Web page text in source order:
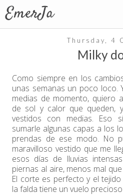
Thursday, 4
Milky
Como siempre en los
unas semanas un poco loco.
medias de momento, quiero
de sol y calor que queden,
vestidos con medias. Eso
sumarle algunas capas a los
prendas de ese modo. No
maravilloso vestido que me
esos días de lluvias
piernas al aire, menos mal
El corte es perfecto y el
la falda tiene un vuelo precioso